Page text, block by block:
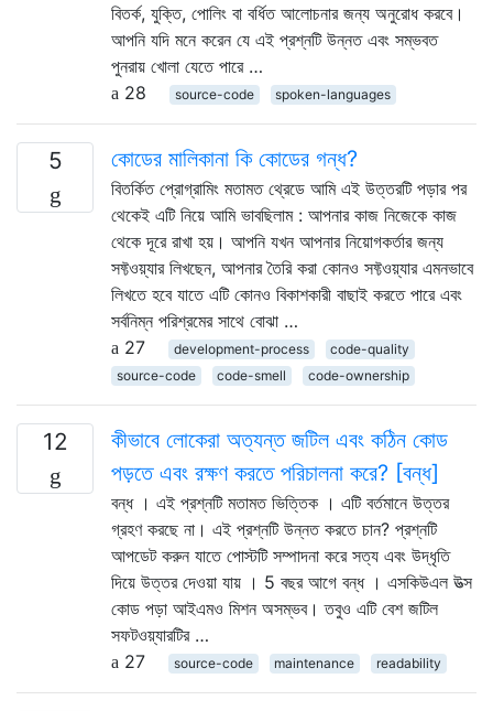
বিতর্ক, যুক্তি, পোলিং বা বর্ধিত আলোচনার জন্য অনুরোধ করবে।
আপনি যদি মনে করেন যে এই প্রশ্নটি উন্নত এবং সম্ভবত
পুনরায় খোলা যেতে পারে …
28
source-code spoken-languages
5 কোডের মালিকানা কি কোডের গন্ধ?
বিতর্কিত প্রোগ্রামিং মতামত থ্রেডে আমি এই উত্তরটি পড়ার পর
থেকেই এটি নিয়ে আমি ভাবছিলাম : আপনার কাজ নিজেকে কাজ
থেকে দূরে রাখা হয়। আপনি যখন আপনার নিয়োগকর্তার জন্য
সফ্টওয়্যার লিখছেন, আপনার তৈরি করা কোনও সফ্টওয়্যার এমনভাবে
লিখতে হবে যাতে এটি কোনও বিকাশকারী বাছাই করতে পারে এবং
সর্বনিম্ন পরিশ্রমের সাথে বোঝা …
27
development-process
code-quality
source-code
code-smell code-ownership
12
কীভাবে লোকেরা অত্যন্ত জটিল এবং কঠিন কোড
পড়তে এবং রক্ষণ করতে পরিচালনা করে? [বন্ধ]
বন্ধ । এই প্রশ্নটি মতামত ভিত্তিক । এটি বর্তমানে উত্তর
গ্রহণ করছে না। এই প্রশ্নটি উন্নত করতে চান? প্রশ্নটি
আপডেট করুন যাতে পোস্টটি সম্পাদনা করে সত্য এবং উদ্ধৃতি
দিয়ে উত্তর দেওয়া যায় । 5 বছর আগে বন্ধ । এসকিউএল উত্স
কোড পড়া আইএমও মিশন অসম্ভব। তবুও এটি বেশ জটিল
সফটওয়্যারটির …
27
source-code maintenance readability